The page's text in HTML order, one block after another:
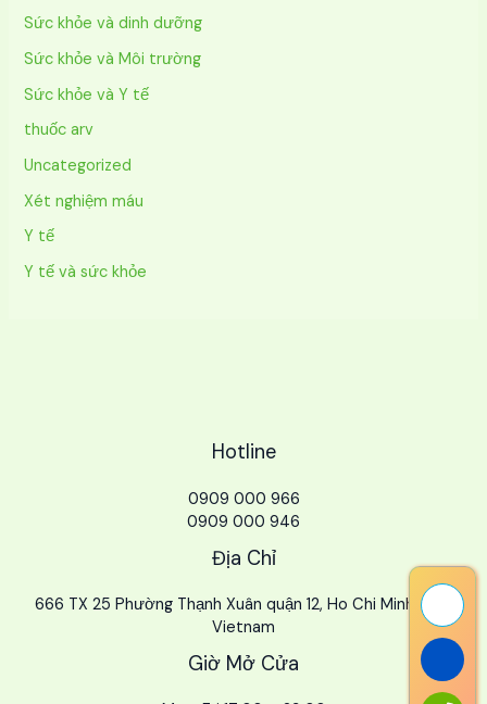
Sức khỏe và dinh dưỡng
Sức khỏe và Môi trường
Sức khỏe và Y tế
thuốc arv
Uncategorized
Xét nghiệm máu
Y tế
Y tế và sức khỏe
Hotline
0909 000 966
0909 000 946
Địa Chỉ
666 TX 25 Phường Thạnh Xuân quận 12, Ho Chi Minh City,
Vietnam
Giờ Mở Cửa